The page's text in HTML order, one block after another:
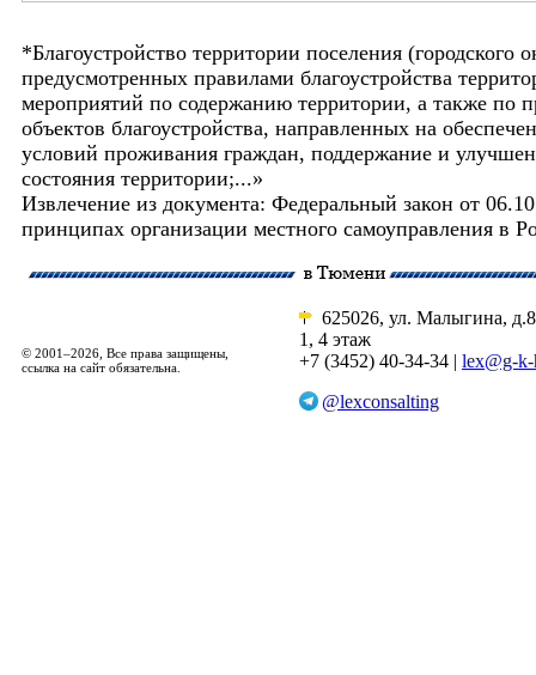
*Благоустройство территории поселения (городского
предусмотренных правилами благоустройства
мероприятий по содержанию территории, а также по
объектов благоустройства, направленных на
условий проживания граждан, поддержание и
состояния территории;...»
Извлечение из документа: Федеральный закон от
принципах организации местного самоуправления в
© 2001–2026, Все права защищены,
ссылка на сайт обязательна.
625026, ул. Малыгина,
1, 4 этаж
+7 (3452) 40-34-34 | lex@g-
@lexconsalting